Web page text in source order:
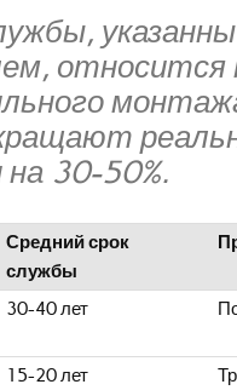
30-50%.
Средний срок
службы
30-40 лет
15-20 лет